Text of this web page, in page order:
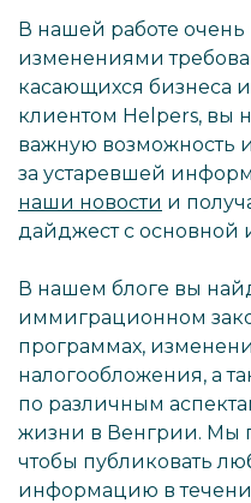
В нашей работе очень
изменениями
касающихся бизнеса
клиентом Helpers, вы
важную возможность
за устаревшей
наши новости и
дайджест с
В нашем блоге вы
иммиграционном
программах,
налогообложения, а
по различным
жизни в Венгрии. Мы
чтобы публиковать
информацию в